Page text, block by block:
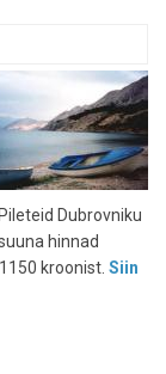
Dubrovniku
hinnad
kroonist. Siin